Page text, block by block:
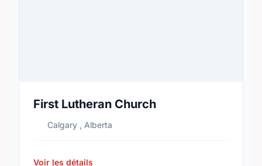
First Lutheran Church
Calgary , Alberta
Voir les détails